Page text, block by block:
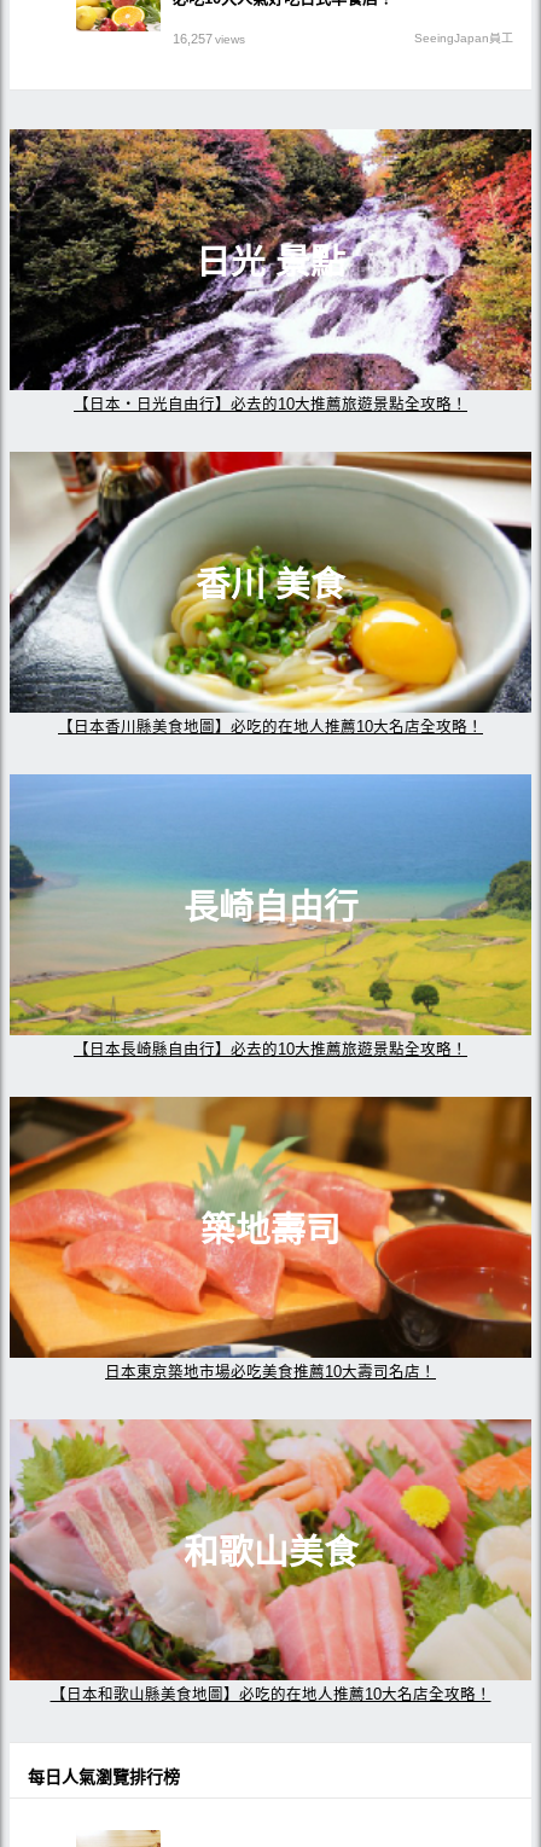
16,257views SeeingJapan員工
日光 景點
【日本・日光自由行】必去的10大推薦旅遊景點全攻略！
香川 美食
【日本香川縣美食地圖】必吃的在地人推薦10大名店全攻略！
長崎自由行
【日本長崎縣自由行】必去的10大推薦旅遊景點全攻略！
築地壽司
日本東京築地市場必吃美食推薦10大壽司名店！
和歌山美食
【日本和歌山縣美食地圖】必吃的在地人推薦10大名店全攻略！
每日人氣瀏覽排行榜